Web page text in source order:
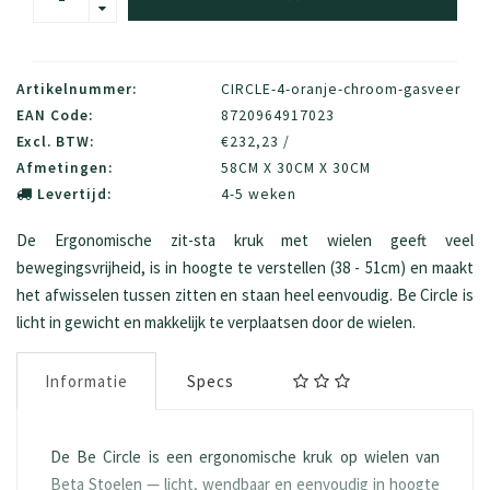
Artikelnummer:
CIRCLE-4-oranje-chroom-gasveer
EAN Code:
8720964917023
Excl. BTW:
€232,23 /
Afmetingen:
58CM X 30CM X 30CM
Levertijd:
4-5 weken
De Ergonomische zit-sta kruk met wielen geeft veel
bewegingsvrijheid, is in hoogte te verstellen (38 - 51cm) en maakt
het afwisselen tussen zitten en staan heel eenvoudig. Be Circle is
licht in gewicht en makkelijk te verplaatsen door de wielen.
Informatie Specs
De Be Circle is een ergonomische kruk op wielen van
Beta Stoelen — licht, wendbaar en eenvoudig in hoogte